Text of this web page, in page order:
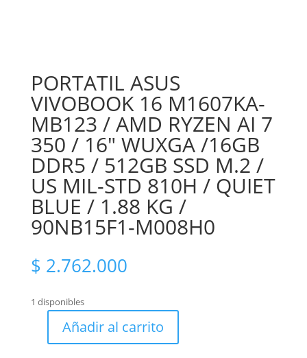
PORTATIL ASUS
VIVOBOOK 16 M1607KA-
MB123 / AMD RYZEN AI 7
350 / 16″ WUXGA /16GB
DDR5 / 512GB SSD M.2 /
US MIL-STD 810H / QUIET
BLUE / 1.88 KG /
90NB15F1-M008H0
$ 2.762.000
1 disponibles
PORTATILAñadir al carrito